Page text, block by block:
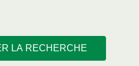
LA RECHERCHE